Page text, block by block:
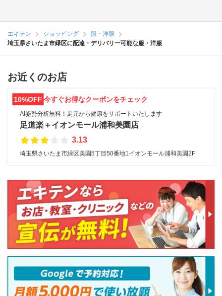
エキテン ショッピング
服・洋服
埼玉県さいたま市緑区に配達・デリバリー可能な服・洋服
お近くのお店
10%OFF 今すぐお得なクーポンをチェック
AI姿勢分析無料！足元から健康をサポートいたします
足道楽＋イオンモール浦和美園店
3.13
埼玉県さいたま市緑区美園5丁目50番地1イオンモール浦和美園2F